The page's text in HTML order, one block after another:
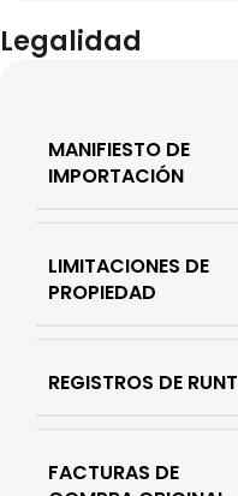
Legalidad
MANIFIESTO DE
IMPORTACIÓN
LIMITACIONES DE
PROPIEDAD
REGISTROS DE RUNT
FACTURAS DE